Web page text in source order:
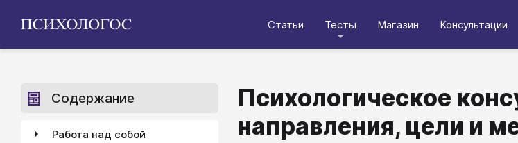
Статьи Тесты Магазин Консультации
Психологическое
направления, цели и
Содержание
Работа над собой